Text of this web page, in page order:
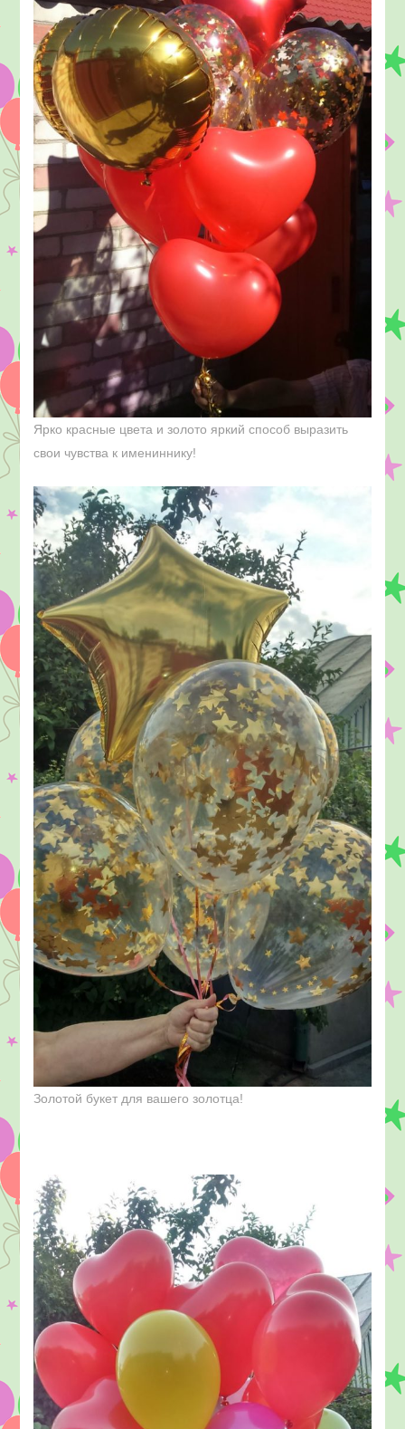
Ярко красные цвета и золото яркий способ выразить
свои чувства к имениннику!
Золотой букет для вашего золотца!